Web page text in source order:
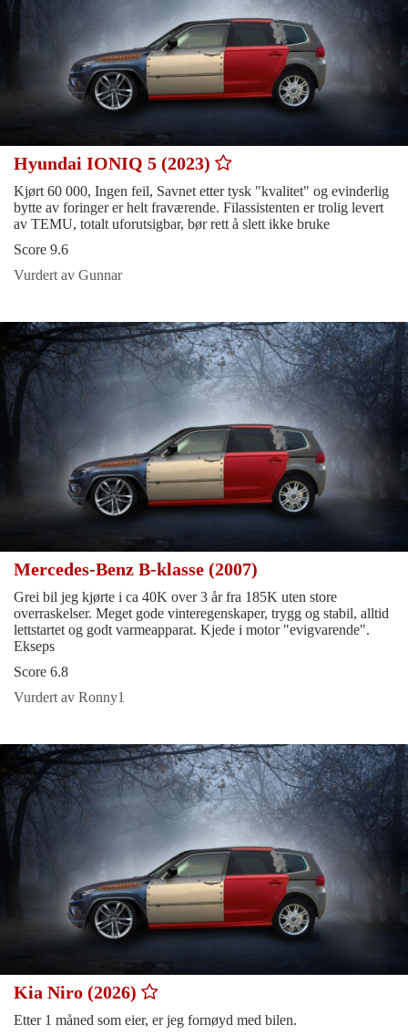
Hyundai IONIQ 5 (2023)
Kjørt 60 000, Ingen feil, Savnet etter tysk "kvalitet" og evinderlig
bytte av foringer er helt fraværende. Filassistenten er trolig levert
av TEMU, totalt uforutsigbar, bør rett å slett ikke bruke
Score 9.6
Vurdert av Gunnar
Mercedes-Benz B-klasse (2007)
Grei bil jeg kjørte i ca 40K over 3 år fra 185K uten store
overraskelser. Meget gode vinteregenskaper, trygg og stabil, alltid
lettstartet og godt varmeapparat. Kjede i motor "evigvarende".
Ekseps
Score 6.8
Vurdert av Ronny1
Kia Niro (2026)
Etter 1 måned som eier, er jeg fornøyd med bilen.